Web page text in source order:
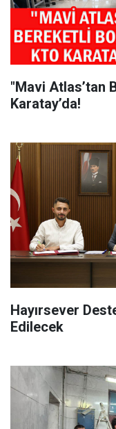
"Mavi Atlas’tan
Karatay’da!
Hayırsever
Edilecek